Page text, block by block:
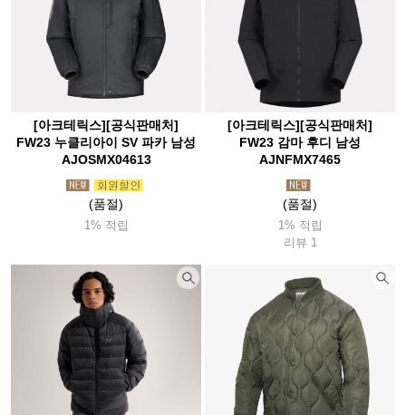
[아크테릭스][공식판매처]
FW23 누클리아이 SV 파카 남성
AJOSMX04613
(품절)
1% 적립
[아크테릭스][공식판매처]
FW23 감마 후디 남성
AJNFMX7465
(품절)
1% 적립
리뷰 1